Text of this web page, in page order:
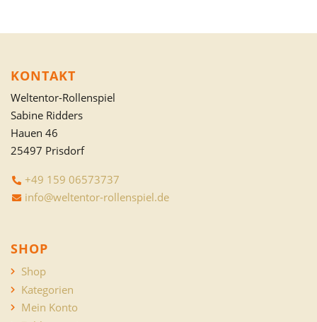
KONTAKT
Weltentor-Rollenspiel
Sabine Ridders
Hauen 46
25497 Prisdorf
+49 159 06573737
info@weltentor-rollenspiel.de
SHOP
Shop
Kategorien
Mein Konto